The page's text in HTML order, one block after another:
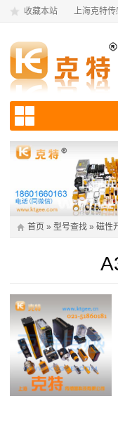
收藏本站 上海克特传
首页 » 型号查找 » 磁性